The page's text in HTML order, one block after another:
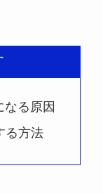
なる原因
る方法